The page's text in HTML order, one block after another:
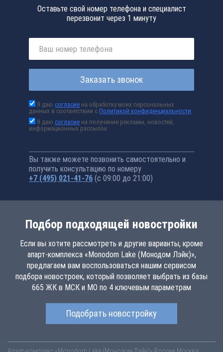
Оставьте свой номер телефона и специалист
перезвонит через 1 минуту
Заказать звонок
Я даюсогласие на обработку моих персональных
данных в соответствии сПолитикой конфиденциальности
Я даюсогласие на получение рекламы, новостей,
информационных рассылок
Вы также можете позвонить самостоятельно и
получить консультацию по номеру
+7 (495) 021-41-76 (с 09:00 до 21:00)
Подбор подходящей новостройки
Если вы хотите рассмотреть и другие варианты, кроме
апарт-комплекса «Monodom Lake (Монодом Лэйк)»,
предлагаем вам воспользоваться нашим сервисом
подбора новостроек, который позволяет выбрать из базы
665 ЖК в МСК и МО по 4 ключевым параметрам
Подобрать новостройку